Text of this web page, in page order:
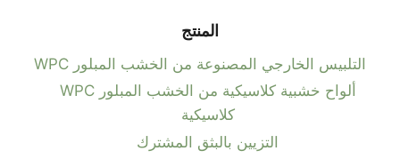
المنتج
التلبيس الخارجي المصنوعة من الخشب المبلور WPC
ألواح خشبية كلاسيكية من الخشب المبلور WPC
كلاسيكية
التزيين بالبثق المشترك